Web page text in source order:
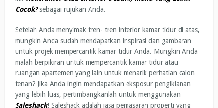
Cocok?sebagai rujukan Anda.
Setelah Anda menyimak tren- tren interior kamar tidur di atas,
mungkin Anda sudah mendapatkan inspirasi dan gambaran
untuk projek mempercantik kamar tidur Anda. Mungkin Anda
malah berpikiran untuk mempercantik kamar tidur atau
ruangan apartemen yang lain untuk menarik perhatian calon
tenan? Jika Anda ingin mendapatkan eksposur pengiklanan
yang lebih luas, pertimbangkanlah untuk menggunakan
Saleshack! Saleshack adalah jasa pemasaran properti yang